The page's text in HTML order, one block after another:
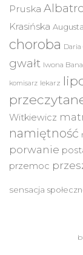
Pruska
Krasińska
choroba
gwałt Iwona
komisarz lekarz
Witkiewicz
namiętność
porwanie
przemoc
sensacja